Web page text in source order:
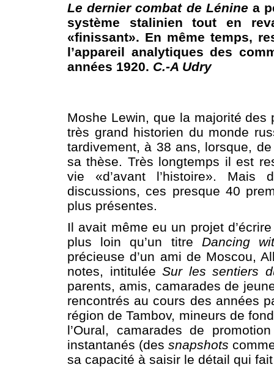
Le dernier combat de Lénine a
système stalinien tout en
«finissant». En même temps,
l’appareil analytiques des
années 1920. C.-A Udry
Moshe Lewin, que la majorité des
très grand historien du monde
tardivement, à 38 ans, lorsque,
sa thèse. Très longtemps il est
vie «d’avant l’histoire».
discussions, ces presque 40
plus présentes.
Il avait même eu un projet
plus loin qu’un titre Dancing
précieuse d’un ami de Moscou,
notes, intituléeSur les sentiers
parents, amis, camarades de
rencontrés au cours des années
région de Tambov, mineurs de
l’Oural, camarades de
instantanés (des snapshots
sa capacité à saisir le détail qui